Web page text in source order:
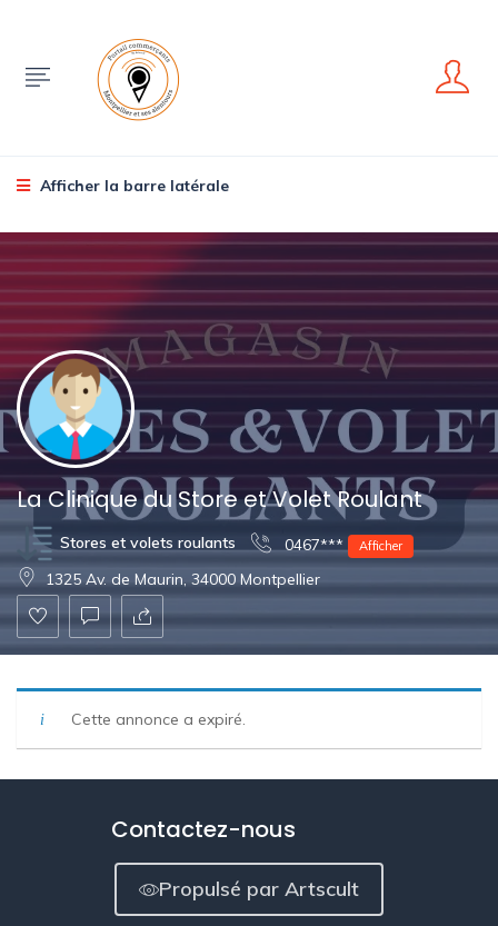
Afficher la barre latérale
La Clinique du Store et Volet Roulant
Stores et volets roulants 0467*** Afficher
1325 Av. de Maurin, 34000 Montpellier
Cette annonce a expiré.
Contactez-nous
Propulsé par Artscult